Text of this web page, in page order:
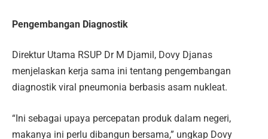
Pengembangan Diagnostik
Direktur Utama RSUP Dr M Djamil, Dovy Djanas
menjelaskan kerja sama ini tentang pengembangan
diagnostik viral pneumonia berbasis asam nukleat.
“Ini sebagai upaya percepatan produk dalam negeri,
makanya ini perlu dibangun bersama,” ungkap Dovy